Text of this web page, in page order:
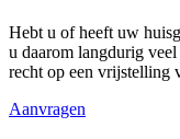
Hebt u of heeft uw
u daarom langdurig
recht op een vrijstelling
Aanvragen